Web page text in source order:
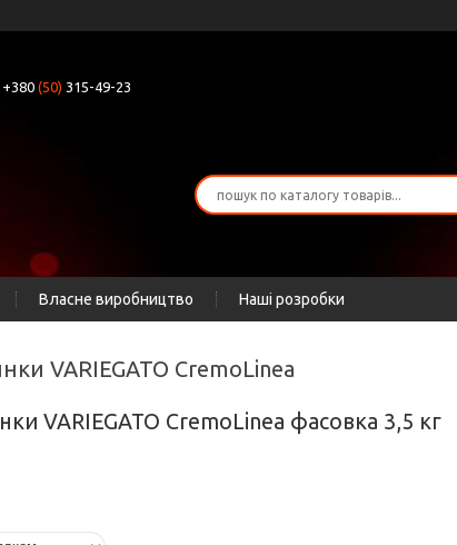
+380 (50) 315-49-23
Власне виробництво Наші розробки
VARIEGATO CremoLinea
VARIEGATO CremoLinea фасовка 3,5 кг